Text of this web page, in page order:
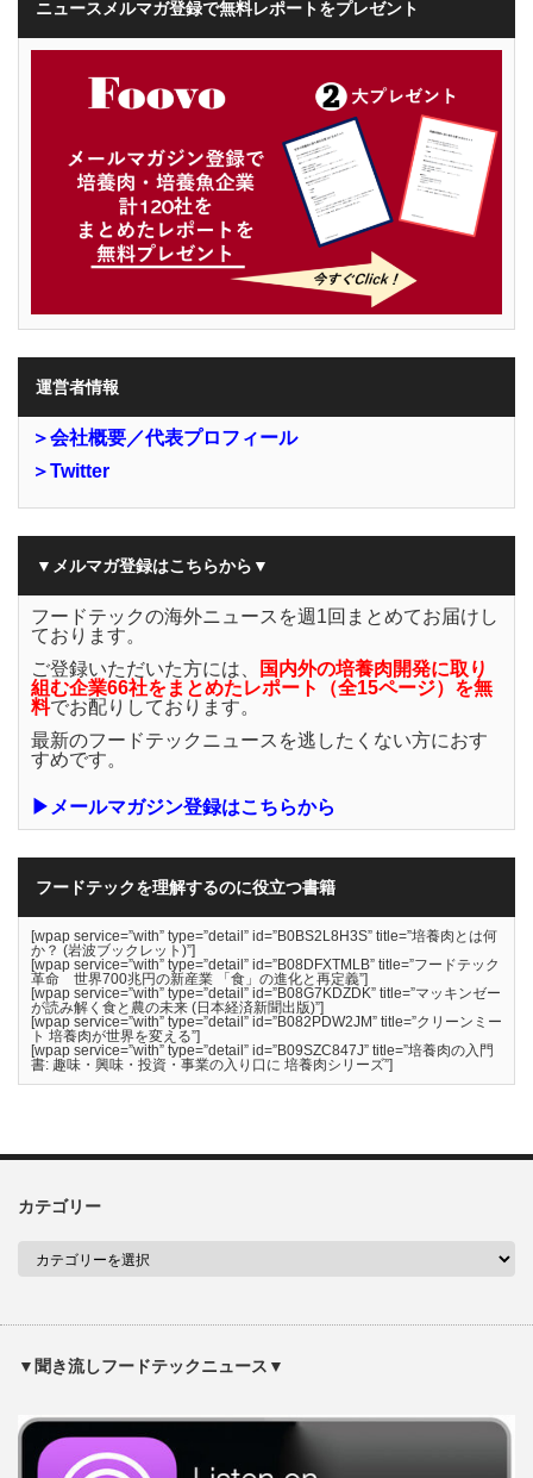
ニュースメルマガ登録で無料レポートをプレゼント
運営者情報
＞会社概要／代表プロフィール
＞Twitter
▼メルマガ登録はこちらから▼
フードテックの海外ニュースを週1回まとめてお届けし
ております。
ご登録いただいた方には、
国内外の培養肉開発に取り
組む企業66社をまとめたレポート（全15ページ）を無
料でお配りしております。
最新のフードテックニュースを逃したくない方におす
すめです。
▶メールマガジン登録はこちらから
フードテックを理解するのに役立つ書籍
[wpap service=”with” type=”detail” id=”B0BS2L8H3S” title=”培養肉とは何
か？ (岩波ブックレット)”]
[wpap service=”with” type=”detail” id=”B08DFXTMLB” title=”フードテック
革命 世界700兆円の新産業 「食」の進化と再定義”]
[wpap service=”with” type=”detail” id=”B08G7KDZDK” title=”マッキンゼー
が読み解く食と農の未来 (日本経済新聞出版)”]
[wpap service=”with” type=”detail” id=”B082PDW2JM” title=”クリーンミー
ト 培養肉が世界を変える”]
[wpap service=”with” type=”detail” id=”B09SZC847J” title=”培養肉の入門
書: 趣味・興味・投資・事業の入り口に 培養肉シリーズ”]
カテゴリー
▼聞き流しフードテックニュース▼